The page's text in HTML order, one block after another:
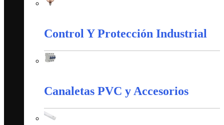
Control Y Protección Industrial
Canaletas PVC y Accesorios